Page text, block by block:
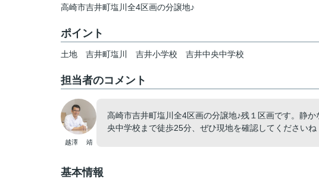
高崎市吉井町塩川全4区画の分譲地♪
ポイント
土地 吉井町塩川 吉井小学校 吉井中央中学校
担当者のコメント
越澤 靖
高崎市吉井町塩川全4区画の分譲地♪残１区画です。静
央中学校まで徒歩25分、ぜひ現地を確認してくださいね
基本情報